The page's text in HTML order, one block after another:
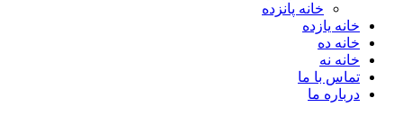
خانه پانزده
خانه یازده
خانه ده
خانه نه
تماس با ما
درباره ما